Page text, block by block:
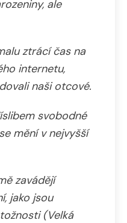
ale
ztrácí čas na
internetu,
naši otcové.
svobodné
mění v nejvyšší
zavádějí
jako jsou
(Velká